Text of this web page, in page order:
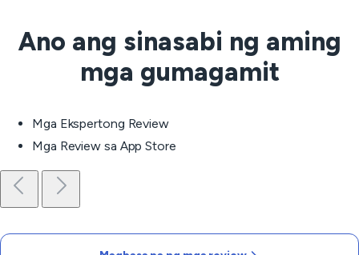
Ano ang sinasabi ng aming
mga gumagamit
Mga Ekspertong Review
Mga Review sa App Store